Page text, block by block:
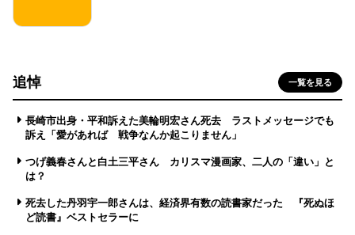
追悼 一覧を見る
長崎市出身・平和訴えた美輪明宏さん死去 ラストメッセージでも
訴え「愛があれば 戦争なんか起こりません」
つげ義春さんと白土三平さん カリスマ漫画家、二人の「違い」と
は？
死去した丹羽宇一郎さんは、経済界有数の読書家だった 『死ぬほ
ど読書』ベストセラーに